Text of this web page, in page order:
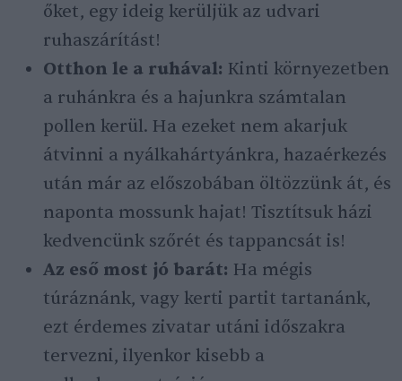
őket, egy ideig kerüljük az udvari
ruhaszárítást!
Otthon le a ruhával: Kinti környezetben
a ruhánkra és a hajunkra számtalan
pollen kerül. Ha ezeket nem akarjuk
átvinni a nyálkahártyánkra, hazaérkezés
után már az előszobában öltözzünk át, és
naponta mossunk hajat! Tisztítsuk házi
kedvencünk szőrét és tappancsát is!
Az eső most jó barát: Ha mégis
túráznánk, vagy kerti partit tartanánk,
ezt érdemes zivatar utáni időszakra
tervezni, ilyenkor kisebb a